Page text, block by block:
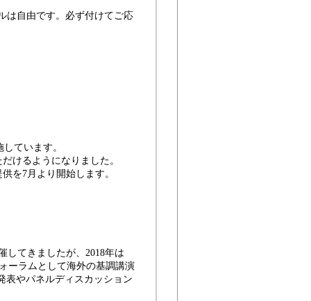
自由です。必ず付けてご応
ています。
けるようになりました。
を7月より開始します。
てきましたが、2018年は
ーラムとして海外の基調講演
表やパネルディスカッション